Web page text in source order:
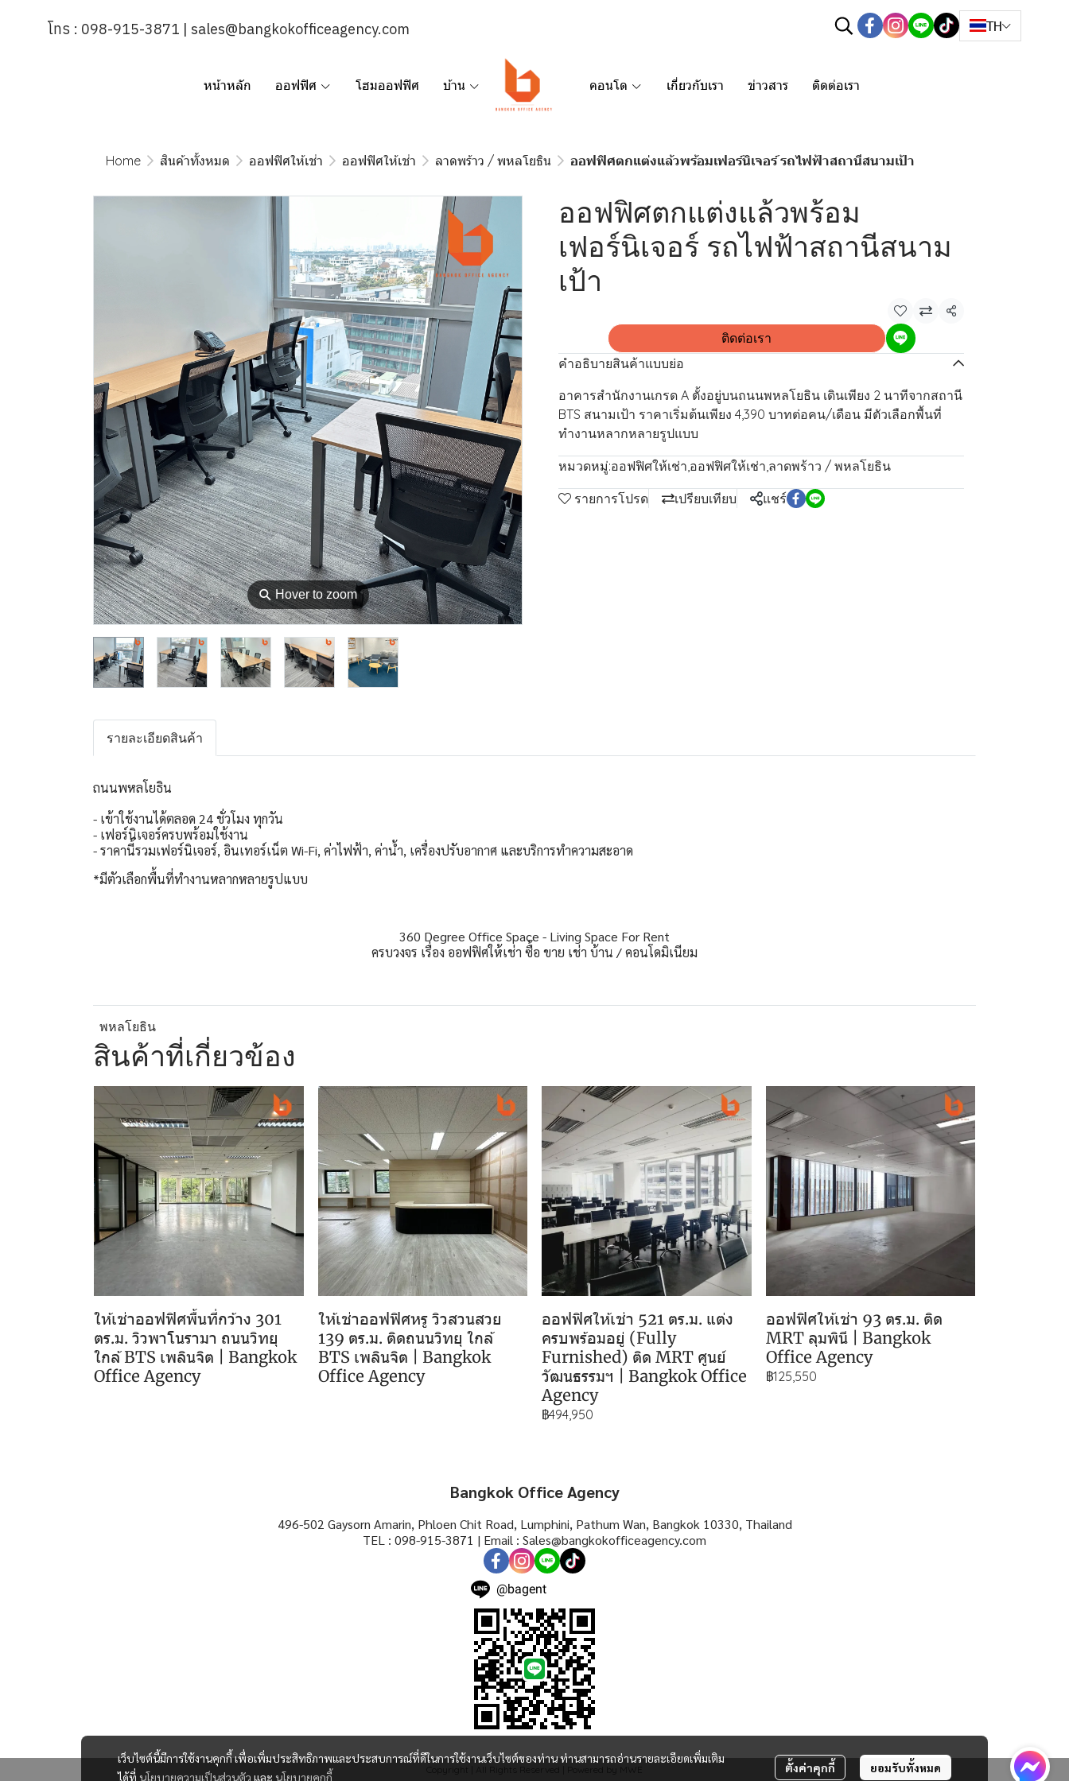
โทร : 098-915-3871 | sales@bangkokofficeagency.com TH
หน้าหลัก ออฟฟิศ โฮมออฟฟิศ บ้าน คอนโด เกี่ยวกับเรา ข่าวสาร ติดต่อเรา
Home สินค้าทั้งหมด ออฟฟิศให้เช่า ออฟฟิศให้เช่า ลาดพร้าว / พหลโยธิน ออฟฟิศตกแต่งแล้วพร้อมเฟอร์นิเจอร์ รถไฟฟ้าสถานีสนามเป้า
⚲Hover to zoom
ออฟฟิศตกแต่งแล้วพร้อม
เฟอร์นิเจอร์ รถไฟฟ้าสถานีสนาม
เป้า
แชร์
ติดต่อเรา
คำอธิบายสินค้าแบบย่อ
อาคารสำนักงานเกรด A ตั้งอยู่บนถนนพหลโยธิน เดินเพียง 2 นาทีจากสถานี
BTS สนามเป้า ราคาเริ่มต้นเพียง 4,390 บาทต่อคน/เดือน มีตัวเลือกพื้นที่
ทำงานหลากหลายรูปแบบ
หมวดหมู่:ออฟฟิศให้เช่า,ออฟฟิศให้เช่า,ลาดพร้าว / พหลโยธิน
รายการโปรด เปรียบเทียบ แชร์
รายละเอียดสินค้า
ถนนพหลโยธิน
- เข้าใช้งานได้ตลอด 24 ชั่วโมง ทุกวัน
- เฟอร์นิเจอร์ครบพร้อมใช้งาน
- ราคานี้รวมเฟอร์นิเจอร์, อินเทอร์เน็ต Wi-Fi, ค่าไฟฟ้า, ค่าน้ำ, เครื่องปรับอากาศ และบริการทำความสะอาด
*มีตัวเลือกพื้นที่ทำงานหลากหลายรูปแบบ
360 Degree Office Space - Living Space For Rent
ครบวงจร เรื่อง ออฟฟิศให้เช่า ซื้อ ขาย เช่า บ้าน / คอนโดมิเนียม
พหลโยธิน
สินค้าที่เกี่ยวข้อง
ให้เช่าออฟฟิศพื้นที่กว้าง 301
ตร.ม. วิวพาโนรามา ถนนวิทยุ
ใกล้ BTS เพลินจิต | Bangkok
Office Agency
ให้เช่าออฟฟิศหรู วิวสวนสวย
139 ตร.ม. ติดถนนวิทยุ ใกล้
BTS เพลินจิต | Bangkok
Office Agency
ออฟฟิศให้เช่า 521 ตร.ม. แต่ง
ครบพร้อมอยู่ (Fully
Furnished) ติด MRT ศูนย์
วัฒนธรรมฯ | Bangkok Office
Agency
฿494,950
ออฟฟิศให้เช่า 93 ตร.ม. ติด
MRT ลุมพินี | Bangkok
Office Agency
฿125,550
เว็บไซต์นี้มีการใช้งานคุกกี้ เพื่อเพิ่มประสิทธิภาพและประสบการณ์ที่ดีในการใช้งานเว็บไซต์ของท่าน ท่านสามารถอ่านรายละเอียดเพิ่มเติม
ได้ที่ นโยบายความเป็นส่วนตัว และ นโยบายคุกกี้
ตั้งค่าคุกกี้ ยอมรับทั้งหมด
Bangkok Office Agency
496-502 Gaysorn Amarin, Phloen Chit Road, Lumphini, Pathum Wan, Bangkok 10330, Thailand
TEL : 098-915-3871 | Email : Sales@bangkokofficeagency.com
@bagent